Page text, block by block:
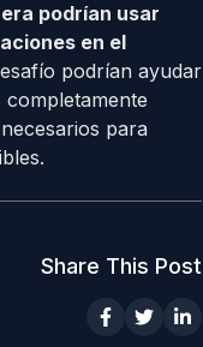
podrían usar
en el
podrían ayudar
para
Share This Post